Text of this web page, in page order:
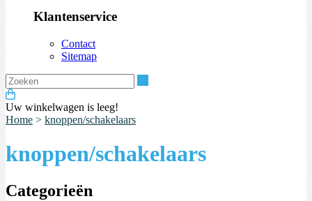
Klantenservice
Contact
Sitemap
Uw winkelwagen is leeg!
Home > knoppen/schakelaars
knoppen/schakelaars
Categorieën